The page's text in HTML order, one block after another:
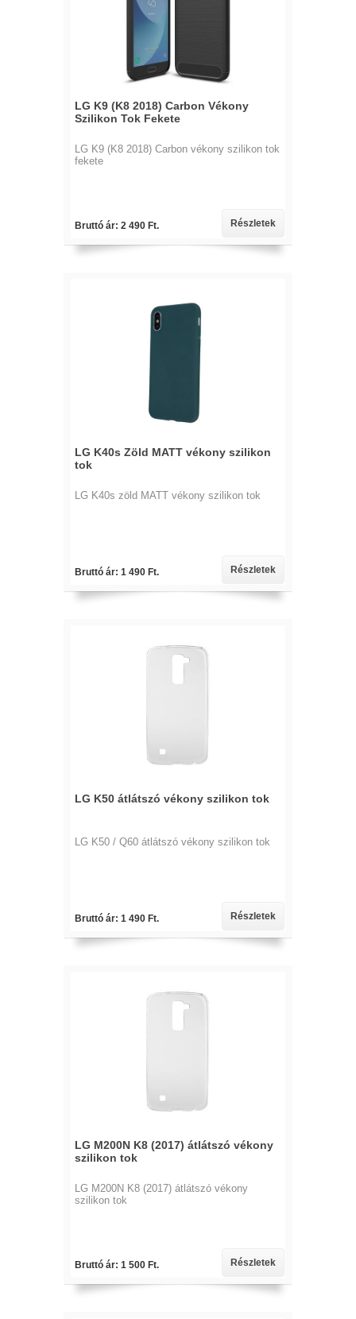
LG K9 (K8 2018) Carbon Vékony
Szilikon Tok Fekete
LG K9 (K8 2018) Carbon vékony szilikon tok
fekete
Bruttó ár: 2 490 Ft. Részletek
LG K40s Zöld MATT vékony szilikon
tok
LG K40s zöld MATT vékony szilikon tok
Bruttó ár: 1 490 Ft. Részletek
LG K50 átlátszó vékony szilikon tok
LG K50 / Q60 átlátszó vékony szilikon tok
Bruttó ár: 1 490 Ft. Részletek
LG M200N K8 (2017) átlátszó vékony
szilikon tok
LG M200N K8 (2017) átlátszó vékony
szilikon tok
Bruttó ár: 1 500 Ft. Részletek